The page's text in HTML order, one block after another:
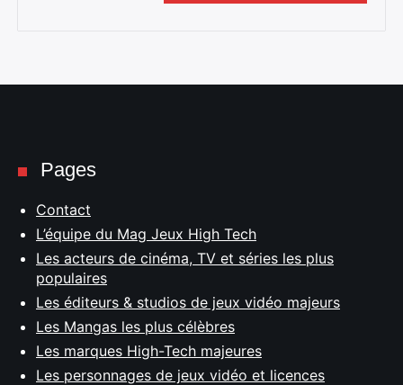
Pages
Contact
L’équipe du Mag Jeux High Tech
Les acteurs de cinéma, TV et séries les plus
populaires
Les éditeurs & studios de jeux vidéo majeurs
Les Mangas les plus célèbres
Les marques High-Tech majeures
Les personnages de jeux vidéo et licences